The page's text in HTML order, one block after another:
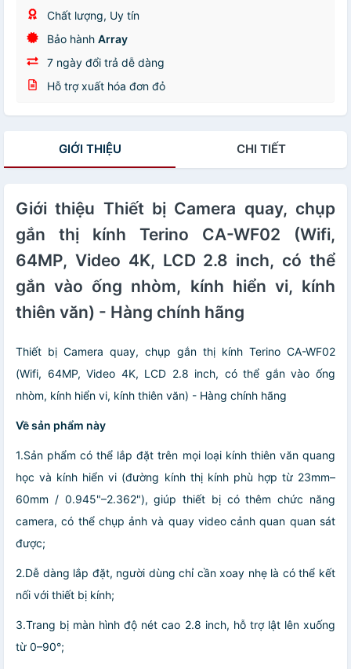
Chất lượng, Uy tín
Bảo hành Array
7 ngày đổi trả dễ dàng
Hỗ trợ xuất hóa đơn đỏ
GIỚI THIỆU CHI TIẾT
Giới thiệu Thiết bị Camera quay, chụp
gắn thị kính Terino CA-WF02 (Wifi,
64MP, Video 4K, LCD 2.8 inch, có thể
gắn vào ống nhòm, kính hiển vi, kính
thiên văn) - Hàng chính hãng
Thiết bị Camera quay, chụp gắn thị kính Terino CA-WF02
(Wifi, 64MP, Video 4K, LCD 2.8 inch, có thể gắn vào ống
nhòm, kính hiển vi, kính thiên văn) - Hàng chính hãng
Về sản phẩm này
1.Sản phẩm có thể lắp đặt trên mọi loại kính thiên văn quang
học và kính hiển vi (đường kính thị kính phù hợp từ 23mm–
60mm / 0.945"–2.362"), giúp thiết bị có thêm chức năng
camera, có thể chụp ảnh và quay video cảnh quan quan sát
được;
2.Dễ dàng lắp đặt, người dùng chỉ cần xoay nhẹ là có thể kết
nối với thiết bị kính;
3.Trang bị màn hình độ nét cao 2.8 inch, hỗ trợ lật lên xuống
từ 0–90°;